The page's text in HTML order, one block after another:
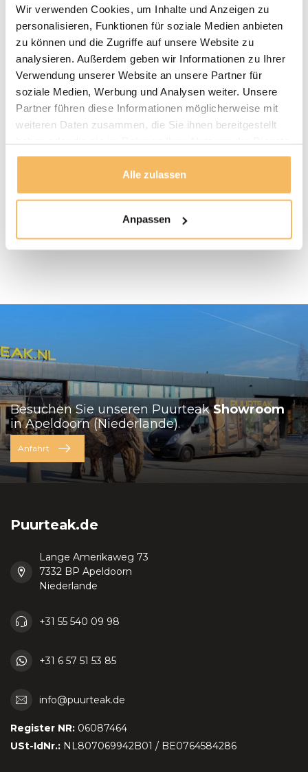
Wir verwenden Cookies, um Inhalte und Anzeigen zu
personalisieren, Funktionen für soziale Medien anbieten
zu können und die Zugriffe auf unsere Website zu
analysieren. Außerdem geben wir Informationen zu Ihrer
Verwendung unserer Website an unsere Partner für
soziale Medien, Werbung und Analysen weiter. Unsere
Partner führen diese Informationen möglicherweise mit
weiteren Daten zusammen, die Sie ihnen bereitgestellt
gesammelt haben.
Alle zulassen
Anpassen
1-8 werkdagen
Besuchen Sie unseren
Apeldoorn.
Ansehen
Besuchen Sie unseren PuurteakShowroom
in Apeldoorn (Niederlande).
Anfahrt
Puurteak.de
Lange Amerikaweg 73
7332 BP Apeldoorn
Niederlande
+31 55 540 09 98
+31 6 57 51 53 85
info@puurteak.de
Register NR: 06087464
USt-IdNr.: NL807069942B01 / BE0764584286